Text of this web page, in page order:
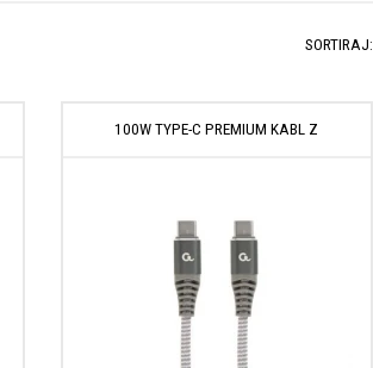
SORTIRAJ:
100W TYPE-C PREMIUM KABL Z